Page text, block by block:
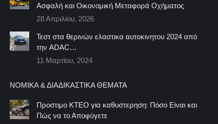
Ασφαλή και Οικονομική Μεταφορά Οχήματος
28 Απριλίου, 2026
Τεστ στα θερινών ελαστικα αυτοκινητου 2024 από
την ADAC…
11 Μαρτίου, 2024
ΝΟΜΙΚΆ & ΔΙΑΔΙΚΑΣΤΙΚΆ ΘΈΜΑΤΑ
Προστιμο ΚΤΕΟ για καθυστερηση: Πόσο Είναι και
Πώς να το Αποφύγετε